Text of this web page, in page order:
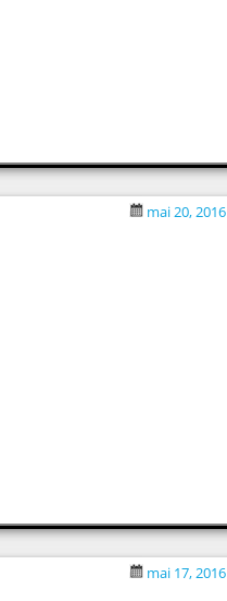
mai 20, 2016
mai 17, 2016